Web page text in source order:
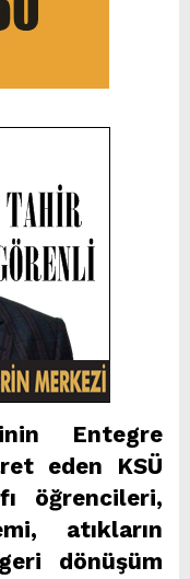
Entegre
eden KSÜ
öğrencileri,
atıkların
dönüşüm